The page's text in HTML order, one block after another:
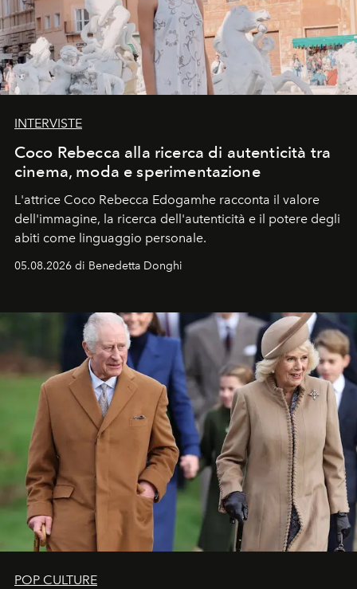
INTERVISTE
Coco Rebecca alla ricerca di autenticità tra
cinema, moda e sperimentazione
L'attrice Coco Rebecca Edogamhe racconta il valore
dell'immagine, la ricerca dell'autenticità e il potere degli
abiti come linguaggio personale.
05.08.2026 di Benedetta Donghi
POP CULTURE